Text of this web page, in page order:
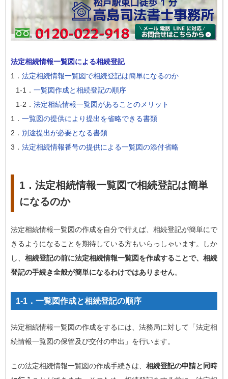
法定相続情報一覧図による相続登記
1． 法定相続情報一覧図で相続登記は簡単になるのか
1-1． 一覧図作成と相続登記の順序
1-2． 法定相続情報一覧図があることのメリット
1． 一覧図の提供により提出を省略できる書類
2． 別途提出が必要となる書類
3． 法定相続情報番号の提供による一覧図の添付省略
1．法定相続情報一覧図で相続登記は簡単
になるのか
法定相続情報一覧図の作成を自分で行えば、相続登記が簡単にで
きるようになることを期待している方もいらっしゃいます。しか
し、 相続登記の前に法定相続情報一覧図を作成することで、相続
登記の手続き全般が簡単になるわけではありません。
1-1．一覧図作成と相続登記の順序
法定相続情報一覧図の作成をするには、法務局に対して「法定相
続情報一覧図の保管及び交付の申出」を行います。
この法定相続情報一覧図の作成手続きは、 相続登記の申請と同時